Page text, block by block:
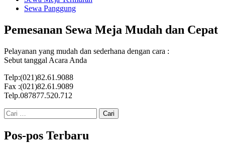
Sewa Panggung
Pemesanan Sewa Meja Mudah dan Cepat
Pelayanan yang mudah dan sederhana dengan cara :
Sebut tanggal Acara Anda
Telp:(021)82.61.9088
Fax :(021)82.61.9089
Telp.087877.520.712
Cari
untuk:
Pos-pos Terbaru